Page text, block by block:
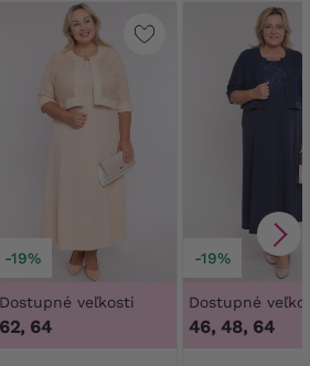
58, 60, 62
-19%
Dostupné veľkosti
62, 64
-19%
Dostupné
46, 48, 64